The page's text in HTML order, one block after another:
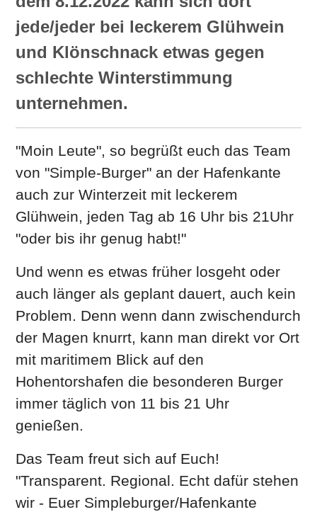
jede/jeder bei leckerem Glühwein
und Klönschnack etwas gegen
schlechte Winterstimmung
unternehmen.
"Moin Leute", so begrüßt euch das Team
von "Simple-Burger" an der Hafenkante
auch zur Winterzeit mit leckerem
Glühwein, jeden Tag ab 16 Uhr bis 21Uhr
"oder bis ihr genug habt!"
Und wenn es etwas früher losgeht oder
auch länger als geplant dauert, auch kein
Problem. Denn wenn dann zwischendurch
der Magen knurrt, kann man direkt vor Ort
mit maritimem Blick auf den
Hohentorshafen die besonderen Burger
immer täglich von 11 bis 21 Uhr
genießen.
Das Team freut sich auf Euch!
"Transparent. Regional. Echt dafür stehen
wir - Euer Simpleburger/Hafenkante